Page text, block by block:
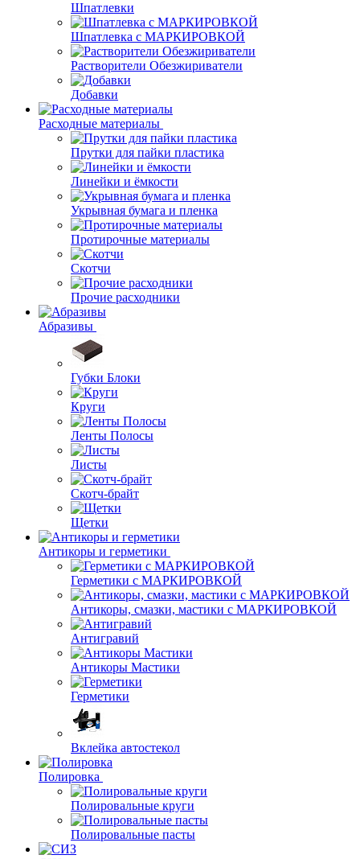
Шпатлевки
Шпатлевка с МАРКИРОВКОЙ
Растворители Обезжириватели
Добавки
Расходные материалы
Прутки для пайки пластика
Линейки и ёмкости
Укрывная бумага и пленка
Протирочные материалы
Скотчи
Прочие расходники
Абразивы
Губки Блоки
Круги
Ленты Полосы
Листы
Скотч-брайт
Щетки
Антикоры и герметики
Герметики с МАРКИРОВКОЙ
Антикоры, смазки, мастики с МАРКИРОВКОЙ
Антигравий
Антикоры Мастики
Герметики
Вклейка автостекол
Полировка
Полировальные круги
Полировальные пасты